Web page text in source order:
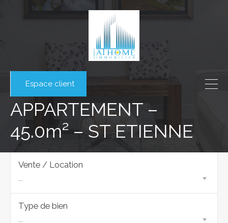
Espace client
APPARTEMENT –
45.0m² – ST ETIENNE
Vente / Location
...
Type de bien
...